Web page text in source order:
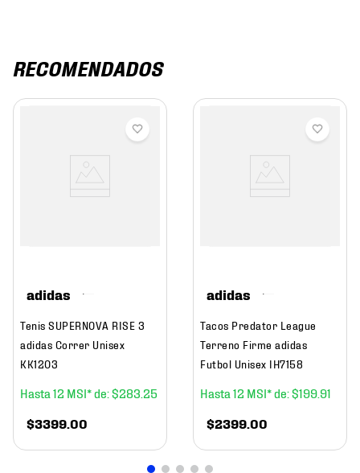
RECOMENDADOS
adidas
Tenis SUPERNOVA RISE 3
adidas Correr Unisex
KK1203
12 $283 25
$3399.00
adidas
Tacos Predator League
Terreno Firme adidas
Futbol Unisex IH7158
12 $199 91
$2399.00